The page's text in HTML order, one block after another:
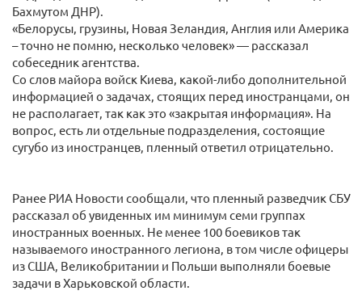
Бахмутом ДНР).
«Белорусы, грузины, Новая Зеландия, Англия или Америка
– точно не помню, несколько человек» — рассказал
собеседник агентства.
Со слов майора войск Киева, какой-либо дополнительной
информацией о задачах, стоящих перед иностранцами, он
не располагает, так как это «закрытая информация». На
вопрос, есть ли отдельные подразделения, состоящие
сугубо из иностранцев, пленный ответил отрицательно.
Ранее РИА Новости сообщали, что пленный разведчик СБУ
рассказал об увиденных им минимум семи группах
иностранных военных. Не менее 100 боевиков так
называемого иностранного легиона, в том числе офицеры
из США, Великобритании и Польши выполняли боевые
задачи в Харьковской области.